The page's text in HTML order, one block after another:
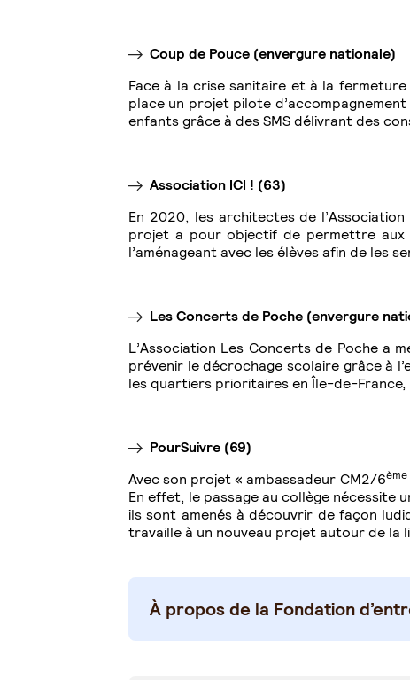
Coup de Pouce (envergure nationale)
Face à la crise sanitaire et à la fermeture
place un projet pilote
enfants grâce à des SMS délivrant des
Association ICI ! (63)
En 2020, les architectes de
projet a pour objectif de permettre aux
l’aménageant avec les élèves afin de les
Les Concerts de Poche (envergure
L’Association Les Concerts de Poche a
prévenir le décrochage scolaire grâce à
les quartiers prioritaires en Île-de-
PourSuivre (69)
Avec son projet « ambassadeur CM2/6ème
En effet, le passage au collège nécessite
ils sont amenés à découvrir de façon
travaille à un nouveau projet autour de la
À propos de la Fondation